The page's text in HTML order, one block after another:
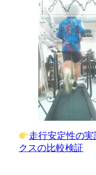
走行安定性の
クスの比較検証